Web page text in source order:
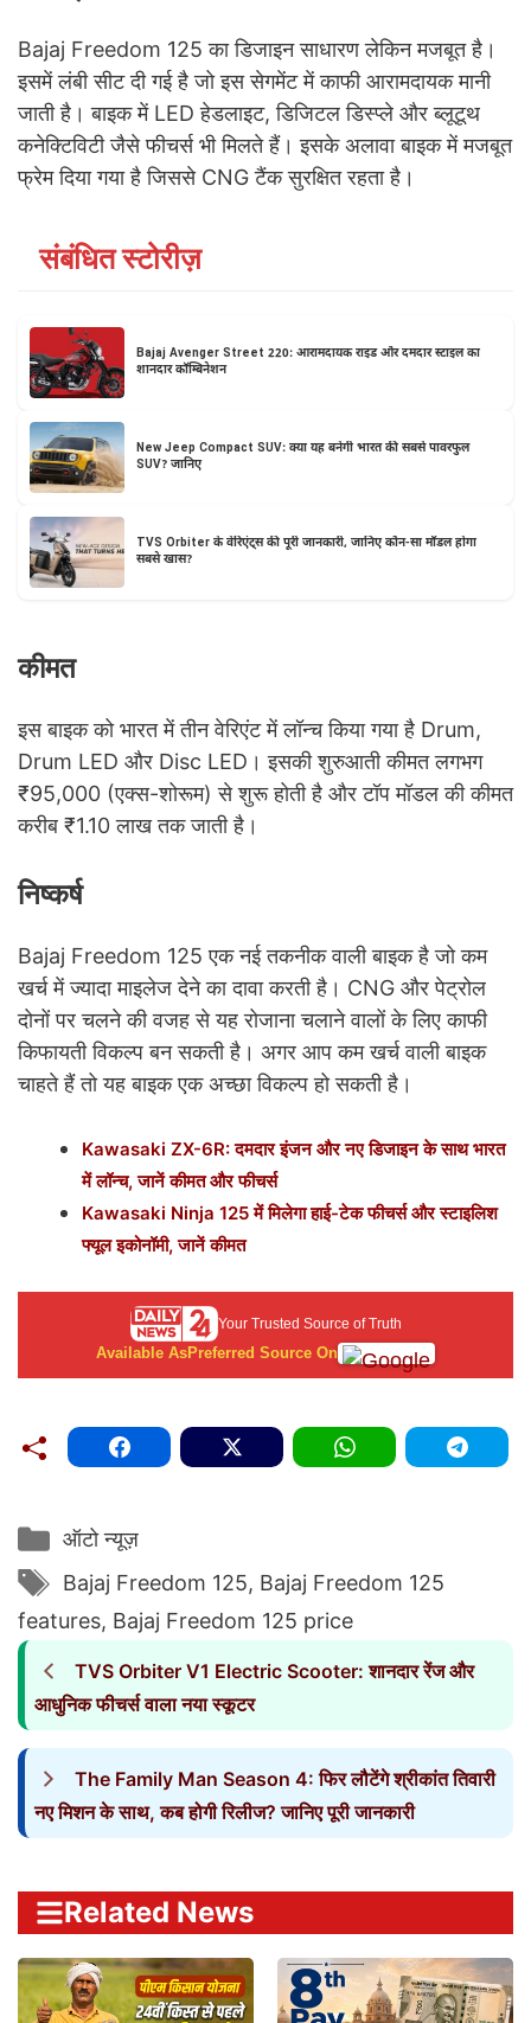
Bajaj Freedom 125 का डिजाइन साधारण लेकिन मजबूत है।
इसमें लंबी सीट दी गई है जो इस सेगमेंट में काफी आरामदायक मानी
जाती है। बाइक में LED हेडलाइट, डिजिटल डिस्प्ले और ब्लूटूथ
कनेक्टिविटी जैसे फीचर्स भी मिलते हैं। इसके अलावा बाइक में मजबूत
फ्रेम दिया गया है जिससे CNG टैंक सुरक्षित रहता है।
संबंधित स्टोरीज़
Bajaj Avenger Street 220: आरामदायक राइड और दमदार स्टाइल का
शानदार कॉम्बिनेशन
New Jeep Compact SUV: क्या यह बनेगी भारत की सबसे पावरफुल
SUV? जानिए
TVS Orbiter के वेरिएंट्स की पूरी जानकारी, जानिए कौन-सा मॉडल होगा
सबसे खास?
कीमत
इस बाइक को भारत में तीन वेरिएंट में लॉन्च किया गया है Drum,
Drum LED और Disc LED। इसकी शुरुआती कीमत लगभग
₹95,000 (एक्स-शोरूम) से शुरू होती है और टॉप मॉडल की कीमत
करीब ₹1.10 लाख तक जाती है।
निष्कर्ष
Bajaj Freedom 125 एक नई तकनीक वाली बाइक है जो कम
खर्च में ज्यादा माइलेज देने का दावा करती है। CNG और पेट्रोल
दोनों पर चलने की वजह से यह रोजाना चलाने वालों के लिए काफी
किफायती विकल्प बन सकती है। अगर आप कम खर्च वाली बाइक
चाहते हैं तो यह बाइक एक अच्छा विकल्प हो सकती है।
Kawasaki ZX-6R: दमदार इंजन और नए डिजाइन के साथ भारत
में लॉन्च, जानें कीमत और फीचर्स
Kawasaki Ninja 125 में मिलेगा हाई-टेक फीचर्स और स्टाइलिश
फ्यूल इकोनॉमी, जानें कीमत
Your Trusted Source of Truth
Available AsPreferred Source On
Categories
ऑटो न्यूज़
Tags
Bajaj Freedom 125, Bajaj Freedom 125
features, Bajaj Freedom 125 price
TVS Orbiter V1 Electric Scooter: शानदार रेंज और
आधुनिक फीचर्स वाला नया स्कूटर
The Family Man Season 4: फिर लौटेंगे श्रीकांत तिवारी
नए मिशन के साथ, कब होगी रिलीज? जानिए पूरी जानकारी
Related News